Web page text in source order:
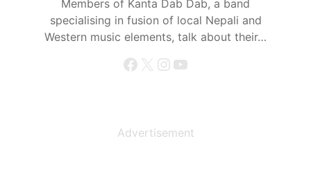
Members of Kanta Dab Dab, a band
specialising in fusion of local Nepali and
Western music elements, talk about their…
Facebook X Instagram YouTube
Advertisement